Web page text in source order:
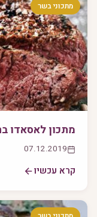
מתכוני בשר
מתכון לאסאדו
07.12.2019
קרא עכשיו